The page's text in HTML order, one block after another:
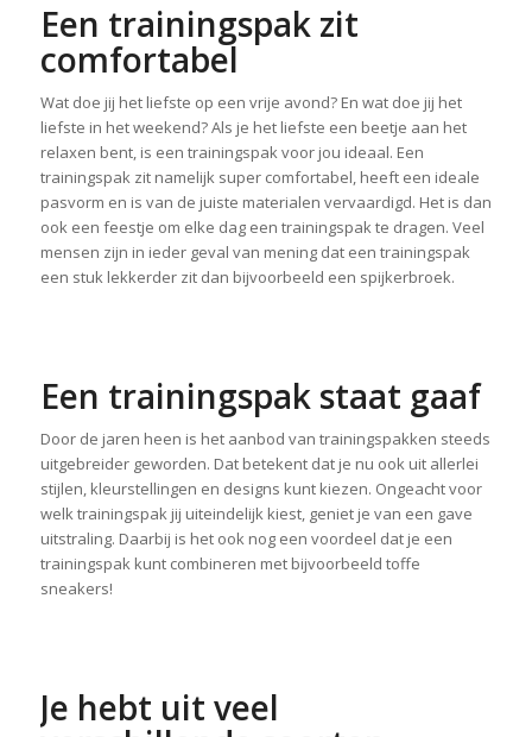
Een trainingspak zit
comfortabel
Wat doe jij het liefste op een vrije avond? En wat doe jij het
liefste in het weekend? Als je het liefste een beetje aan het
relaxen bent, is een trainingspak voor jou ideaal. Een
trainingspak zit namelijk super comfortabel, heeft een ideale
pasvorm en is van de juiste materialen vervaardigd. Het is dan
ook een feestje om elke dag een trainingspak te dragen. Veel
mensen zijn in ieder geval van mening dat een trainingspak
een stuk lekkerder zit dan bijvoorbeeld een spijkerbroek.
Een trainingspak staat gaaf
Door de jaren heen is het aanbod van trainingspakken steeds
uitgebreider geworden. Dat betekent dat je nu ook uit allerlei
stijlen, kleurstellingen en designs kunt kiezen. Ongeacht voor
welk trainingspak jij uiteindelijk kiest, geniet je van een gave
uitstraling. Daarbij is het ook nog een voordeel dat je een
trainingspak kunt combineren met bijvoorbeeld toffe
sneakers!
Je hebt uit veel